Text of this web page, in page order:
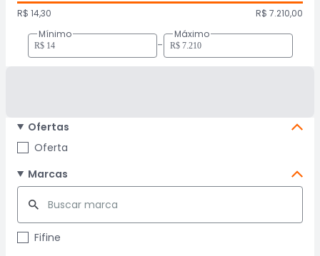
R$ 14,30
R$ 7.210,00
Mínimo
-
Máximo
Ofertas
Oferta
Marcas
Fifine